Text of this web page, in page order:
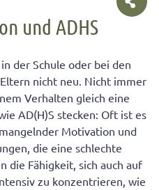
und ADHS
der Schule oder bei den
nicht neu. Nicht immer
Verhalten gleich eine
AD(H)S stecken: Oft ist es
Motivation und
die eine schlechte
die Fähigkeit, sich auch auf
zu konzentrieren, wie